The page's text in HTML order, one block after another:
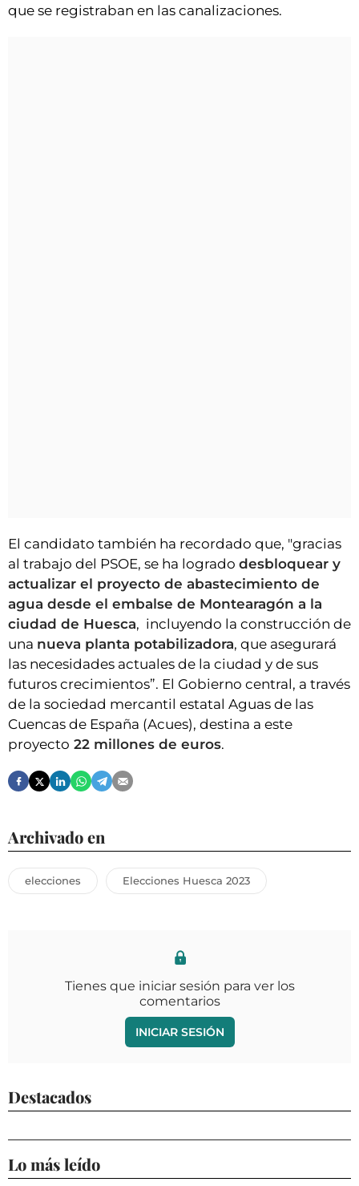
que se registraban en las canalizaciones.
El candidato también ha recordado que, "gracias
al trabajo del PSOE, se ha logrado desbloquear y
actualizar el proyecto de abastecimiento de
agua desde el embalse de Montearagón a la
ciudad de Huesca, incluyendo la construcción de
una nueva planta potabilizadora, que asegurará
las necesidades actuales de la ciudad y de sus
futuros crecimientos”. El Gobierno central, a través
de la sociedad mercantil estatal Aguas de las
Cuencas de España (Acues), destina a este
proyecto 22 millones de euros.
Archivado en
elecciones Elecciones Huesca 2023
Tienes que iniciar sesión para ver los
comentarios
INICIAR SESIÓN
Destacados
Lo más leído